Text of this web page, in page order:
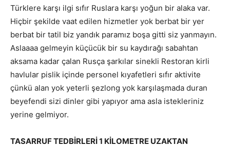
Türklere karşı ilgi sıfır Ruslara karşı yoğun bir alaka var.
Hiçbir şekilde vaat edilen hizmetler yok berbat bir yer
berbat bir tatil biz yandık paramız boşa gitti siz yanmayın.
Aslaaaa gelmeyin küçücük bir su kaydırağı sabahtan
aksama kadar çalan Rusça şarkılar sinekli Restoran kirli
havlular pislik içinde personel kıyafetleri sıfır aktivite
çünkü alan yok yeterli şezlong yok karşılaşmada duran
beyefendi sizi dinler gibi yapıyor ama asla istekleriniz
yerine gelmiyor.
TASARRUF TEDBİRLERİ 1 KİLOMETRE UZAKTAN